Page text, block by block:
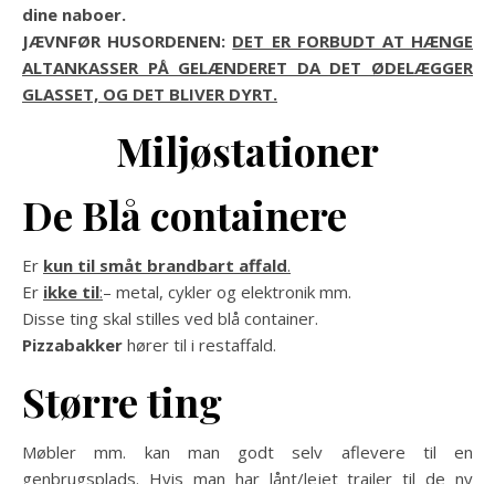
dine naboer.
JÆVNFØR HUSORDENEN: DET ER FORBUDT AT HÆNGE
ALTANKASSER PÅ GELÆNDERET DA DET ØDELÆGGER
GLASSET, OG DET BLIVER DYRT.
Miljøstationer
De Blå containere
Er kun til småt brandbart affald.
Er ikke til:– metal, cykler og elektronik mm.
Disse ting skal stilles ved blå container.
Pizzabakker hører til i restaffald.
Større ting
Møbler mm. kan man godt selv aflevere til en
genbrugsplads. Hvis man har lånt/lejet trailer til de ny